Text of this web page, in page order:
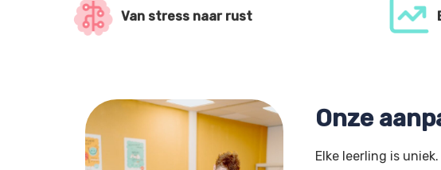
Van stress naar rust
Onze
Elke leerling is